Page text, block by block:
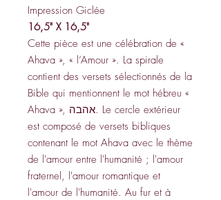
Impression Giclée
16,5" X 16,5"
Cette pièce est une célébration de «
Ahava », « l’Amour ». La spirale
contient des versets sélectionnés de la
Bible qui mentionnent le mot hébreu «
Ahava », אהבה. Le cercle extérieur
est composé de versets bibliques
contenant le mot Ahava avec le thème
de l'amour entre l'humanité ; l'amour
fraternel, l'amour romantique et
l'amour de l'humanité. Au fur et à